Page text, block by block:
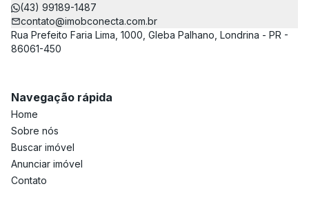
(43) 99189-1487
contato@imobconecta.com.br
Rua Prefeito Faria Lima, 1000, Gleba Palhano, Londrina - PR -
86061-450
Navegação rápida
Home
Sobre nós
Buscar imóvel
Anunciar imóvel
Contato